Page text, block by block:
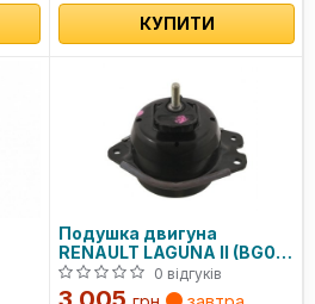
КУПИТИ
Подушка двигуна
RENAULT LAGUNA II (BG0/1)
(вир-во Febi)0 відгуків